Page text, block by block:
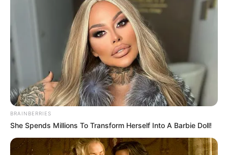
BRAINBERRIES
She Spends Millions To Transform Herself Into A Barbie Doll!